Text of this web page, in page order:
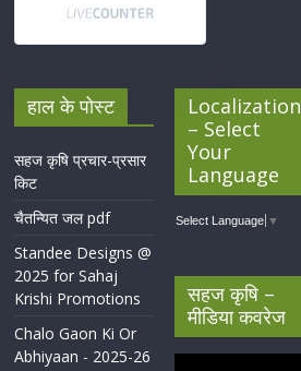
हाल के पोस्ट
सहज कृषि प्रचार-प्रसार
किट
चैतन्यित जल pdf
Standee Designs @
2025 for Sahaj
Krishi Promotions
Chalo Gaon Ki Or
Abhiyaan - 2025-26
Localization
– Select
Your
Language
Select Language ▼
सहज कृषि –
मीडिया कवरेज